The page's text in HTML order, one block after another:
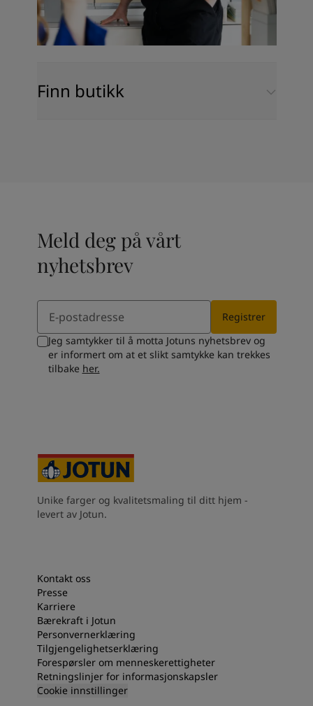
Finn butikk
Meld deg på vårt
nyhetsbrev
Email
Registrer
Jeg samtykker til å motta Jotuns nyhetsbrev og
er informert om at et slikt samtykke kan trekkes
tilbake her.
Unike farger og kvalitetsmaling til ditt hjem -
levert av Jotun.
Kontakt oss
Presse
Karriere
Bærekraft i Jotun
Personvernerklæring
Tilgjengelighetserklæring
Forespørsler om menneskerettigheter
Retningslinjer for informasjonskapsler
Cookie innstillinger